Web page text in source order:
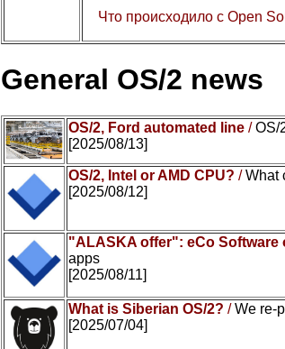
Что происходило с Open
General OS/2 news
OS/2, Ford automated line /OS/
[2025/08/13]
OS/2, Intel or AMD CPU? /What
[2025/08/12]
"ALASKA offer": eCo Software
apps
[2025/08/11]
What is Siberian OS/2? /We re-
[2025/07/04]